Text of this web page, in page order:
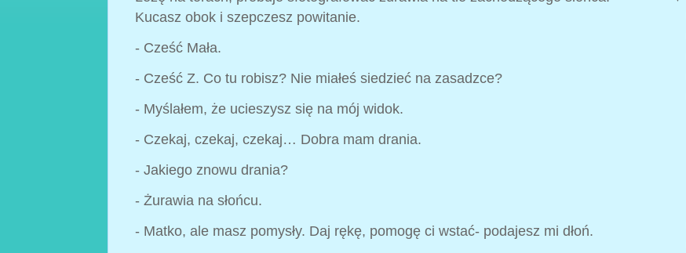
Kucasz obok i szepczesz powitanie.
- Cześć Mała.
- Cześć Z. Co tu robisz? Nie miałeś siedzieć na zasadzce?
- Myślałem, że ucieszysz się na mój widok.
- Czekaj, czekaj, czekaj… Dobra mam drania.
- Jakiego znowu drania?
- Żurawia na słońcu.
- Matko, ale masz pomysły. Daj rękę, pomogę ci wstać- podajesz mi dłoń.